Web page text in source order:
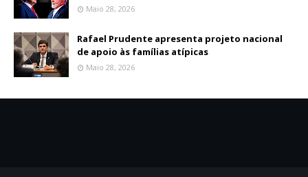
Maio 28, 2026
Rafael Prudente apresenta projeto nacional
de apoio às famílias atípicas
Maio 28, 2026